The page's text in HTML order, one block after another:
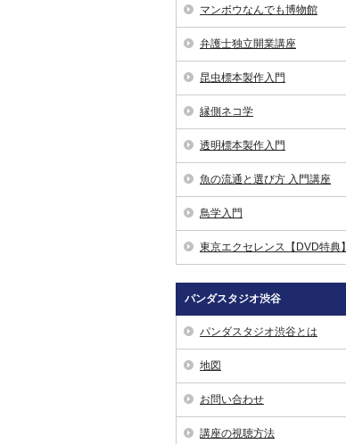
マンボウなんでも博物館
弁護士独立開業講座
昆虫標本製作入門
縁側ネコ学
透明標本製作入門
魚の流通と選び方 入門講座
鳥学入門
東京エクセレンス【DVD特典】
パンダスタジオ渋谷
パンダスタジオ渋谷とは
地図
お問い合わせ
講座の視聴方法